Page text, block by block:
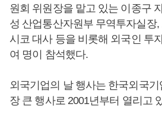
원회 위원장을 맡고 있는 이종구
성 산업통산자원부 무역투자실장
시코 대사 등을 비롯해 외국인 투
여 명이 참석했다.
외국기업의 날 행사는 한국외국
장 큰 행사로 2001년부터 열리고